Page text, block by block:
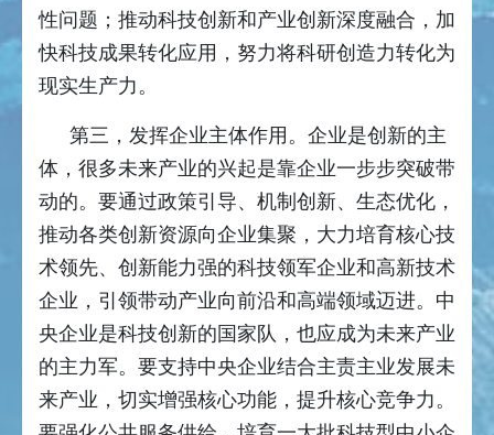
性问题；推动科技创新和产业创新深度融合，加
快科技成果转化应用，努力将科研创造力转化为
现实生产力。
第三，发挥企业主体作用。企业是创新的主
体，很多未来产业的兴起是靠企业一步步突破带
动的。要通过政策引导、机制创新、生态优化，
推动各类创新资源向企业集聚，大力培育核心技
术领先、创新能力强的科技领军企业和高新技术
企业，引领带动产业向前沿和高端领域迈进。中
央企业是科技创新的国家队，也应成为未来产业
的主力军。要支持中央企业结合主责主业发展未
来产业，切实增强核心功能，提升核心竞争力。